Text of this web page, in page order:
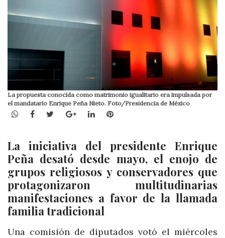
La propuesta conocida como matrimonio igualitario era impulsada por
el mandatario Enrique Peña Nieto. Foto/Presidencia de México
WhatsApp
Facebook
TwitterGoogle+LinkedInPinterest
La iniciativa del presidente Enrique
Peña desató desde mayo, el enojo de
grupos religiosos y conservadores que
protagonizaron multitudinarias
manifestaciones a favor de la llamada
familia tradicional
Una comisión de diputados votó el miércoles